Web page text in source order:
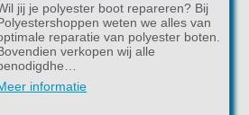
jij je polyester boot repareren? Bij
weten we alles van
reparatie van polyester boten.
verkopen wij alle
informatie